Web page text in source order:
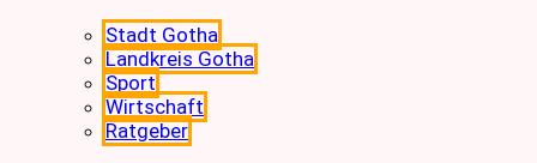
Stadt Gotha
Landkreis Gotha
Sport
Wirtschaft
Ratgeber